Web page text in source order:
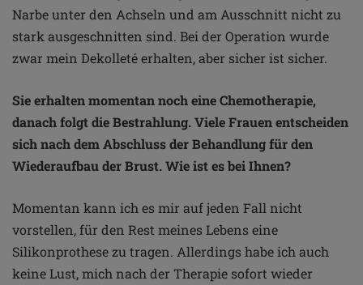
Narbe unter den Achseln und am Ausschnitt nicht zu
stark ausgeschnitten sind. Bei der Operation wurde
zwar mein Dekolleté erhalten, aber sicher ist sicher.
Sie erhalten momentan noch eine Chemotherapie,
danach folgt die Bestrahlung. Viele Frauen entscheiden
sich nach dem Abschluss der Behandlung für den
Wiederaufbau der Brust. Wie ist es bei Ihnen?
Momentan kann ich es mir auf jeden Fall nicht
vorstellen, für den Rest meines Lebens eine
Silikonprothese zu tragen. Allerdings habe ich auch
keine Lust, mich nach der Therapie sofort wieder